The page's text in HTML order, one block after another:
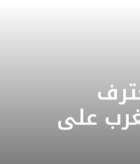
على
بداية